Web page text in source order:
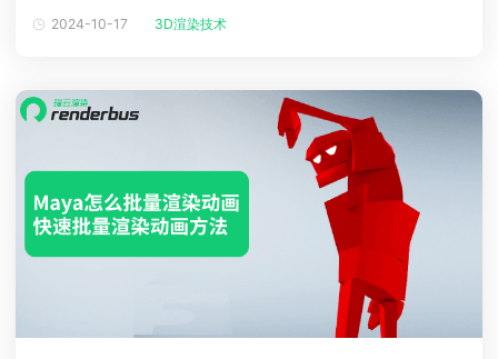
渲染器与3d云渲染选择吧！3d渲染软件哪个最简单目前主流的渲染器
2024-10-17 3D渲染技术